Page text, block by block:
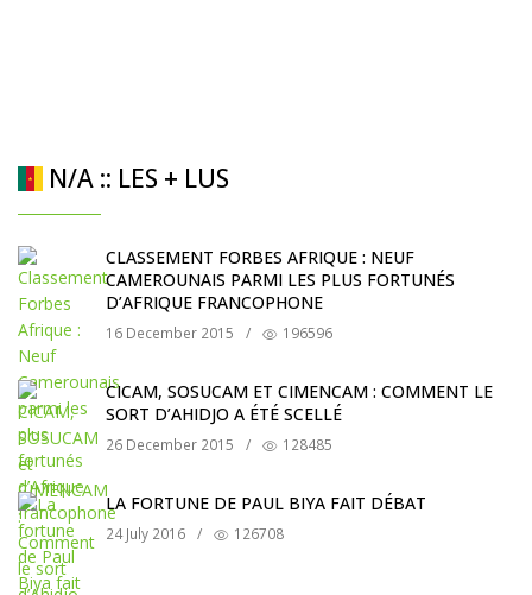
N/A :: LES + LUS
CLASSEMENT FORBES AFRIQUE : NEUF
CAMEROUNAIS PARMI LES PLUS FORTUNÉS
D’AFRIQUE FRANCOPHONE
16 December 2015 / 196596
CICAM, SOSUCAM ET CIMENCAM : COMMENT LE
SORT D’AHIDJO A ÉTÉ SCELLÉ
26 December 2015 / 128485
LA FORTUNE DE PAUL BIYA FAIT DÉBAT
24 July 2016 / 126708